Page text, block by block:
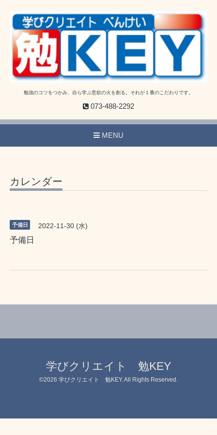
勉強のコツをつかみ、自ら学ぶ意欲の火を創る。それが１番のこだわりです。
073-488-2292
MENU
カレンダー
予備日 2022-11-30 (水)
予備日
学びクリエイト 勉KEY
©2026 学びクリエイト 勉KEY. All Rights Reserved.